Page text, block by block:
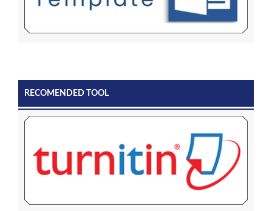
RECOMENDED TOOL